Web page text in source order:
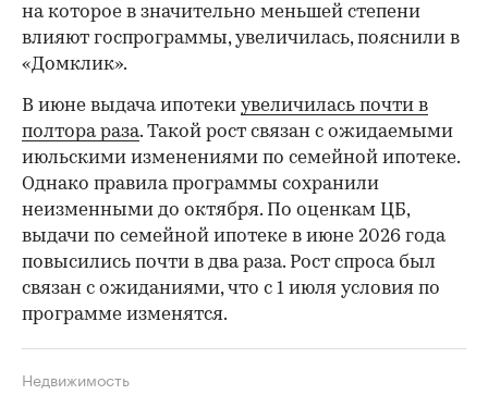
на которое в значительно меньшей степени
влияют госпрограммы, увеличилась, пояснили в
«Домклик».
В июне выдача ипотеки увеличилась почти в
полтора раза. Такой рост связан с ожидаемыми
июльскими изменениями по семейной ипотеке.
Однако правила программы сохранили
неизменными до октября. По оценкам ЦБ,
выдачи по семейной ипотеке в июне 2026 года
повысились почти в два раза. Рост спроса был
связан с ожиданиями, что с 1 июля условия по
программе изменятся.
Недвижимость